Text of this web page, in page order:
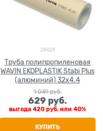
28428
Труба полипропиленовая
WAVIN EKOPLASTIK Stabi Plus
(алюминий) 32x4.4
1 049 руб.
629 руб.
выгода 420 руб. или 40%
КУПИТЬ